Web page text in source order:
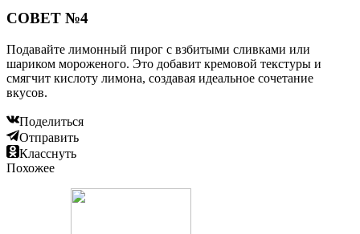
СОВЕТ №4
Подавайте лимонный пирог с взбитыми сливками или
шариком мороженого. Это добавит кремовой текстуры и
смягчит кислоту лимона, создавая идеальное сочетание
вкусов.
Поделиться
Отправить
Класснуть
Похожее